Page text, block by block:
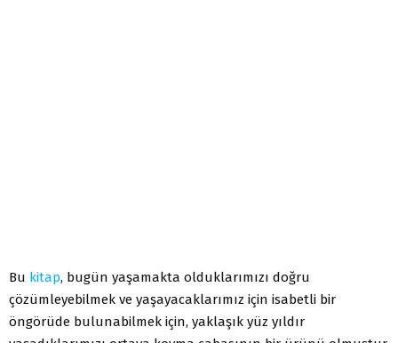
Bu kitap, bugün yaşamakta olduklarımızı doğru
çözümleyebilmek ve yaşayacaklarımız için isabetli bir
öngörüde bulunabilmek için, yaklaşık yüz yıldır